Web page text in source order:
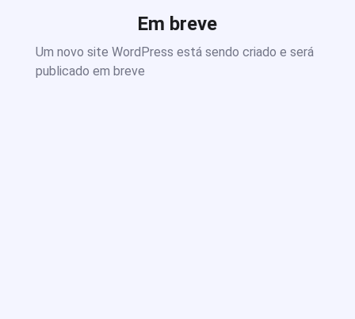
Em breve
Um novo site WordPress está sendo criado e será
publicado em breve